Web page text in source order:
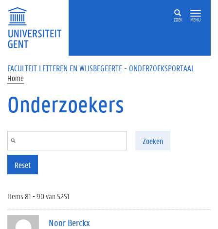
Overslaan en naar de inhoud gaan
ZOEK MENU
FACULTEIT LETTEREN EN WIJSBEGEERTE - ONDERZOEKSPORTAAL
Home
Onderzoekers
Zoeken
Reset
Items 81 - 90 van 5251
Noor Berckx